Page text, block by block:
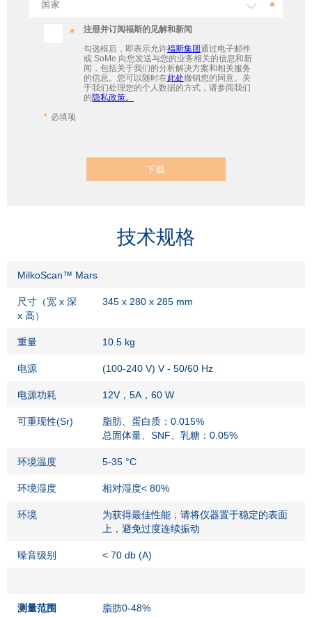
注册并订阅福斯的见解和新闻
勾选框后，即表示允许福斯集团通过电子邮件
或 SoMe 向您发送与您的业务相关的信息和新
闻，包括关于我们的分析解决方案和相关服务
的信息。您可以随时在此处撤销您的同意。关
于我们处理您的个人数据的方式，请参阅我们
的隐私政策。
必填项
下载
技术规格
MilkoScan™ Mars
尺寸（宽 x 深
x 高）
345 x 280 x 285 mm
重量 10.5 kg
电源 (100-240 V) V - 50/60 Hz
电源功耗 12V，5A，60 W
可重现性(Sr)
脂肪、蛋白质：0.015%
总固体量、SNF、乳糖：0.05%
环境温度 5-35 °C
环境湿度 相对湿度< 80%
环境
为获得最佳性能，请将仪器置于稳定的表面
上，避免过度连续振动
噪音级别 < 70 db (A)
测量范围
脂肪0-48%